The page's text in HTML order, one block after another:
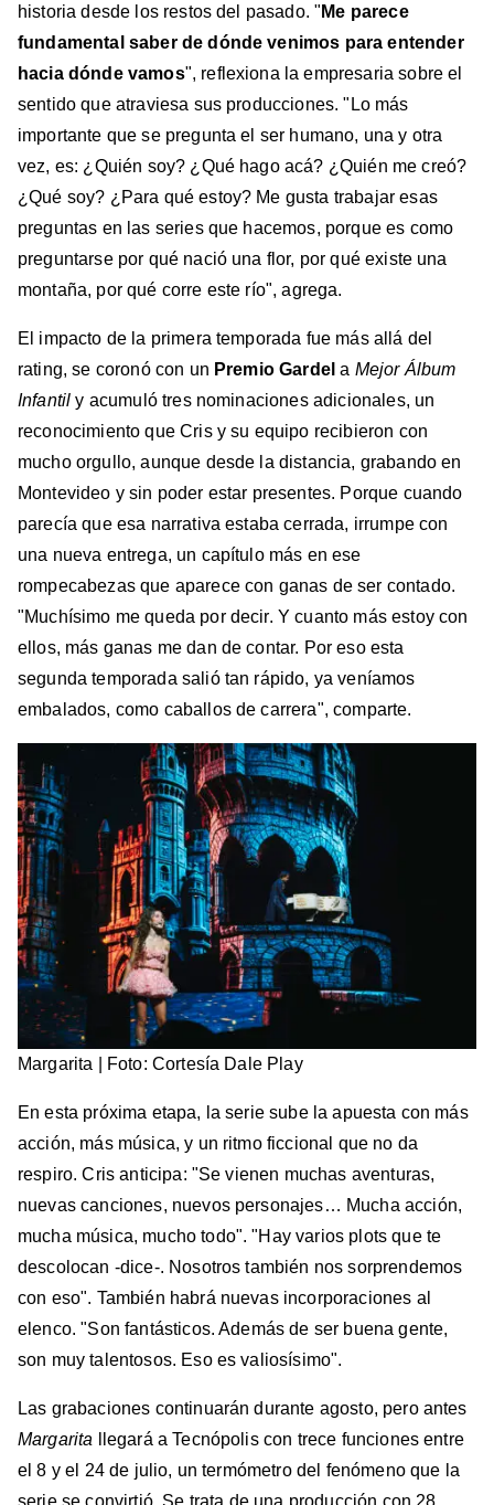
historia desde los restos del pasado. " Me parece
fundamental saber de dónde venimos para entender
hacia dónde vamos", reflexiona la empresaria sobre el
sentido que atraviesa sus producciones. "Lo más
importante que se pregunta el ser humano, una y otra
vez, es: ¿Quién soy? ¿Qué hago acá? ¿Quién me creó?
¿Qué soy? ¿Para qué estoy? Me gusta trabajar esas
preguntas en las series que hacemos, porque es como
preguntarse por qué nació una flor, por qué existe una
montaña, por qué corre este río", agrega.
El impacto de la primera temporada fue más allá del
rating, se coronó con un Premio Gardel a Mejor Álbum
Infantil y acumuló tres nominaciones adicionales, un
reconocimiento que Cris y su equipo recibieron con
mucho orgullo, aunque desde la distancia, grabando en
Montevideo y sin poder estar presentes. Porque cuando
parecía que esa narrativa estaba cerrada, irrumpe con
una nueva entrega, un capítulo más en ese
rompecabezas que aparece con ganas de ser contado.
"Muchísimo me queda por decir. Y cuanto más estoy con
ellos, más ganas me dan de contar. Por eso esta
segunda temporada salió tan rápido, ya veníamos
embalados, como caballos de carrera", comparte.
Margarita | Foto: Cortesía Dale Play
En esta próxima etapa, la serie sube la apuesta con más
acción, más música, y un ritmo ficcional que no da
respiro. Cris anticipa: "Se vienen muchas aventuras,
nuevas canciones, nuevos personajes… Mucha acción,
mucha música, mucho todo". "Hay varios plots que te
descolocan -dice-. Nosotros también nos sorprendemos
con eso". También habrá nuevas incorporaciones al
elenco. "Son fantásticos. Además de ser buena gente,
son muy talentosos. Eso es valiosísimo".
Las grabaciones continuarán durante agosto, pero antes
Margarita llegará a Tecnópolis con trece funciones entre
el 8 y el 24 de julio, un termómetro del fenómeno que la
serie se convirtió. Se trata de una producción con 28